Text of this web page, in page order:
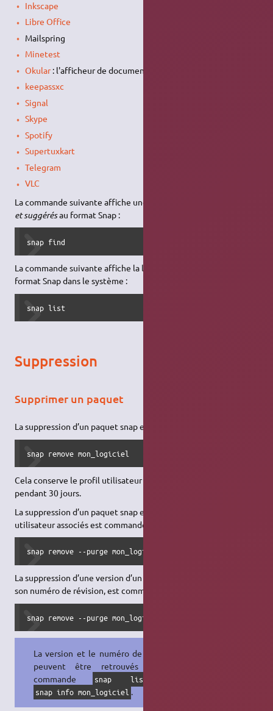
Inkscape
Libre Office
Mailspring
Minetest
Okular: l'afficheur de documents
keepassxc
Signal
Skype
Spotify
Supertuxkart
Telegram
VLC
La commande suivante affiche une liste de
et suggérésau format Snap :
snap find
La commande suivante affiche la liste des
format Snap dans le système :
snap list
Suppression
Supprimer un paquet
La suppression d’un paquet snap est commandée par :
snap remove mon_logiciel
Cela conserve le profil utilisateur (instantané ou « snapshot »)
pendant 30 jours.
La suppression d’un paquet snap et de tous les profils
utilisateur associés est commandée par :
snap remove --purge mon_logiciel
La suppression d’une version d’un paquet snap, identifiée par
son numéro de révision, est commandée par :
snap remove --purge mon_logiciel --
La version et le numéro de révision
peuvent être retrouvés par la
commande
snap list
snap info mon_logiciel .